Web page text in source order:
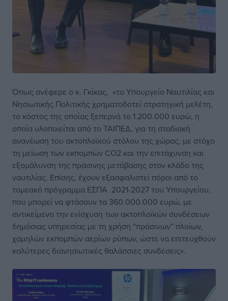
Όπως ανέφερε ο κ. Γκίκας, «το Υπουργείο Ναυτιλίας και
Νησιωτικής Πολιτικής χρηματοδοτεί στρατηγική μελέτη,
το κόστος της οποίας ξεπερνά το 1.200.000 ευρώ, η
οποία υλοποιείται από το ΤΑΙΠΕΔ, για τη σταδιακή
ανανέωση του ακτοπλοϊκού στόλου της χώρας, με στόχο
τη μείωση των εκπομπών CO2 και την επιτάχυνση και
εξομάλυνση της πράσινης μετάβασης στον κλάδο της
ναυτιλίας. Επίσης, έχουν εξασφαλιστεί πόροι από το
τομεακό πρόγραμμα ΕΣΠΑ 2021-2027 του Υπουργείου,
που μπορεί να φτάσουν τα 360.000.000 ευρώ, με
αντικείμενο την ενίσχυση των ακτοπλοϊκών συνδέσεων
δημόσιας υπηρεσίας με τη χρήση “πράσινων” πλοίων,
χαμηλών εκπομπών αερίων ρύπων, ώστε να επιτευχθούν
καλύτερες διανησιωτικές θαλάσσιες συνδέσεις».